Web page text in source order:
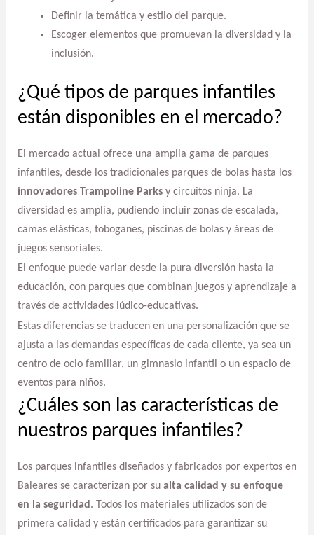
Definir la temática y estilo del parque.
Escoger elementos que promuevan la diversidad y la
inclusión.
¿Qué tipos de parques infantiles
están disponibles en el mercado?
El mercado actual ofrece una amplia gama de parques
infantiles, desde los tradicionales parques de bolas hasta los
innovadores Trampoline Parksy circuitos ninja. La
diversidad es amplia, pudiendo incluir zonas de escalada,
camas elásticas, toboganes, piscinas de bolas y áreas de
juegos sensoriales.
El enfoque puede variar desde la pura diversión hasta la
educación, con parques que combinan juegos y aprendizaje a
través de actividades lúdico-educativas.
Estas diferencias se traducen en una personalización que se
ajusta a las demandas específicas de cada cliente, ya sea un
centro de ocio familiar, un gimnasio infantil o un espacio de
eventos para niños.
¿Cuáles son las características de
nuestros parques infantiles?
Los parques infantiles diseñados y fabricados por expertos en
Baleares se caracterizan por su alta calidad y su enfoque
en la seguridad. Todos los materiales utilizados son de
primera calidad y están certificados para garantizar su